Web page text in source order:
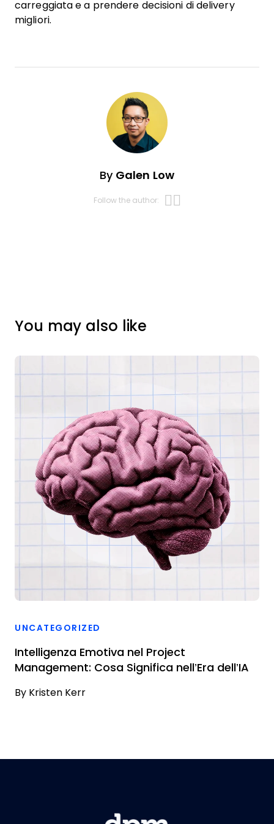
carreggiata e a prendere decisioni di delivery
migliori.
By Galen Low
Follow the author: Opens new
You may also like
UNCATEGORIZED
Intelligenza Emotiva nel Project
Management: Cosa Significa nell’Era dell’IA
By Kristen Kerr